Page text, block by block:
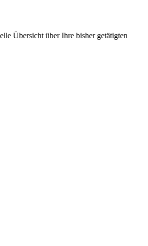
Übersicht über Ihre bisher getätigten